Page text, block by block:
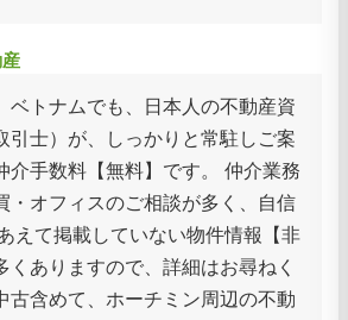
ベトナムでも、日本人の不動産資
引士）が、しっかりと常駐しご案
介手数料【無料】です。 仲介業務
・オフィスのご相談が多く、自信
えて掲載していない物件情報【非
くありますので、詳細はお尋ねく
古含めて、ホーチミン周辺の不動